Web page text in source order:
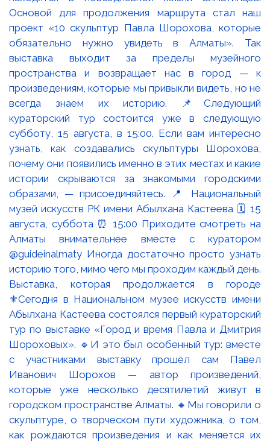
Выставка, которая продолжается в городе
⚜️Сегодня в Национальном музее искусств имени
Абылхана Кастеева состоялся первый кураторский
тур по выставке «Город и время Павла и Дмитрия
Шороховых». 🔹И это был особенный тур: вместе
с участниками выставку прошёл сам Павел
Иванович Шорохов — автор произведений,
которые уже несколько десятилетий живут в
городском пространстве Алматы. 🔸Мы говорили о
скульптуре, о творческом пути художника, о том,
как рождаются произведения и как меняется их